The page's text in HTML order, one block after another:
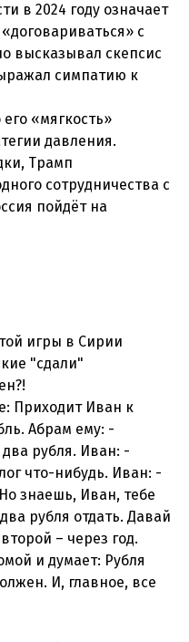
в 2024 году означает
с
высказывал скепсис
симпатию к
«мягкость»
давления.
Трамп
сотрудничества с
пойдёт на
игры в Сирии
"сдали"
Приходит Иван к
Абрам ему: -
рубля. Иван: -
что-нибудь. Иван: -
знаешь, Иван, тебе
рубля отдать. Давай
– через год.
и думает: Рубля
И, главное, все